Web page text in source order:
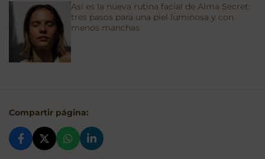
Así es la nueva rutina facial de Alma Secret:
tres pasos para una piel luminosa y con
menos manchas
Compartir página: